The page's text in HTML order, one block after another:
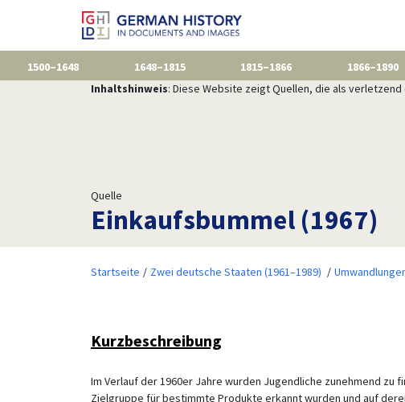
1500–1648 1648–1815 1815–1866 1866–1890
Inhaltshinweis: Diese Website zeigt Quellen, die als
Quelle
Einkaufsbummel (1967)
Startseite Zwei deutsche Staaten (1961–1989)
Kurzbeschreibung
Im Verlauf der 1960er Jahre wurden Jugendliche zunehmend zu
Zielgruppe für bestimmte Produkte erkannt wurden und auf